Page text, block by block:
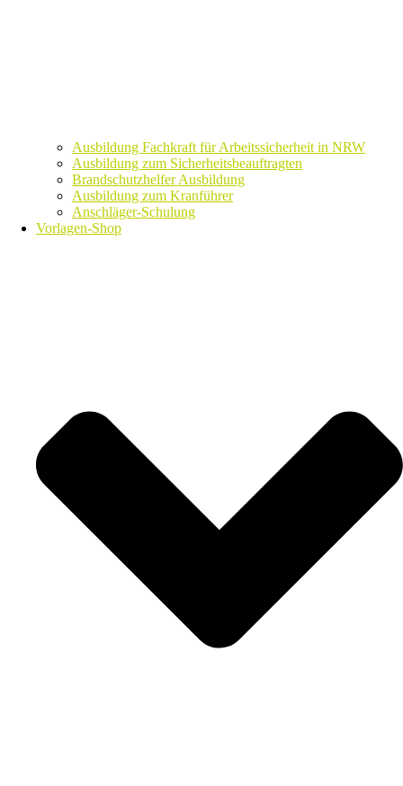
Ausbildung Fachkraft für Arbeitssicherheit in NRW
Ausbildung zum Sicherheitsbeauftragten
Brandschutzhelfer Ausbildung
Ausbildung zum Kranführer
Anschläger-Schulung
Vorlagen-Shop